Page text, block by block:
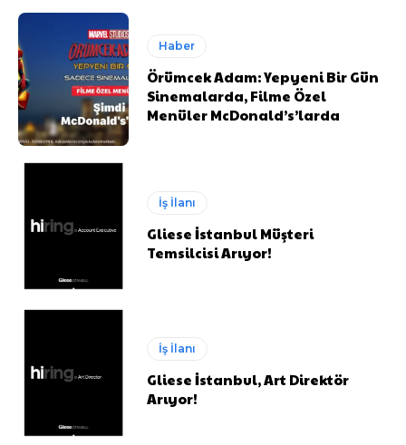
Haber
Örümcek Adam: Yepyeni Bir Gün
Sinemalarda, Filme Özel
Menüler McDonald’s’larda
İş İlanı
Gliese İstanbul Müşteri
Temsilcisi Arıyor!
İş İlanı
Gliese İstanbul, Art Direktör
Arıyor!